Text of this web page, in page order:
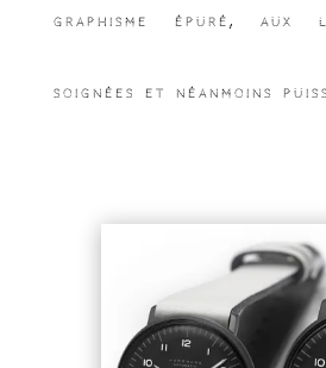
graphisme épuré, aux
soignées et néanmoins